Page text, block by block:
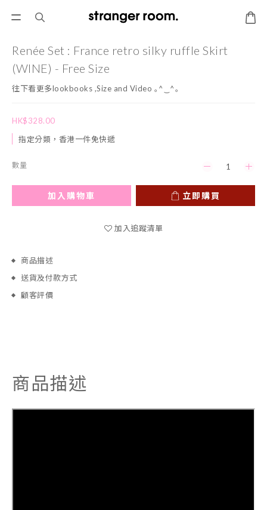
Renée Set : France retro silky ruffle Skirt
(WINE) - Free Size
往下看更多lookbooks ,Size and Video ｡^‿^｡
HK$328.00
指定分類，香港一件免快遞
數量
加入購物車 立即購買
加入追蹤清單
商品描述
送貨及付款方式
顧客評價
商品描述